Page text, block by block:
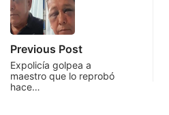
Previous Post
Expolicía golpea a
maestro que lo reprobó
hace…